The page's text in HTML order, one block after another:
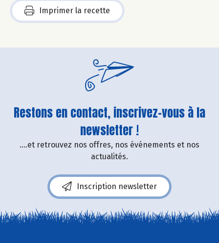
Imprimer la recette
Restons en contact, inscrivez-vous à la
newsletter !
....et retrouvez nos offres, nos événements et nos
actualités.
Inscription newsletter